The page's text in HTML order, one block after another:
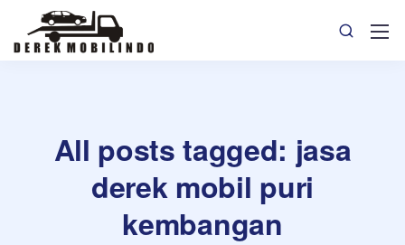
All posts tagged: jasa
derek mobil puri
kembangan